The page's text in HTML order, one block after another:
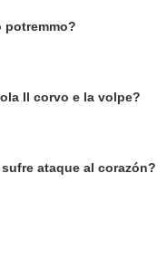
potremmo?
Il corvo e la volpe?
ataque al corazón?